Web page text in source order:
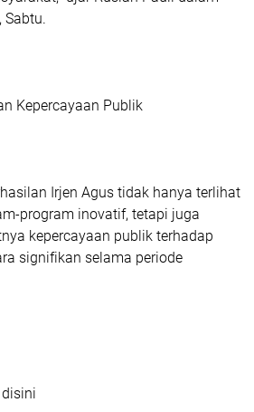
Sabtu.
Kepercayaan Publik
Irjen Agus tidak hanya terlihat
program inovatif, tetapi juga
kepercayaan publik terhadap
signifikan selama periode